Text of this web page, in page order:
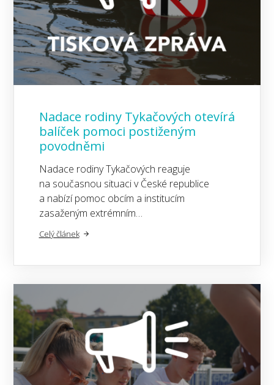
Nadace rodiny Tykačových otevírá
balíček pomoci postiženým
povodněmi
Nadace rodiny Tykačových reaguje
na současnou situaci v České republice
a nabízí pomoc obcím a institucím
zasaženým extrémním…
Celý článek